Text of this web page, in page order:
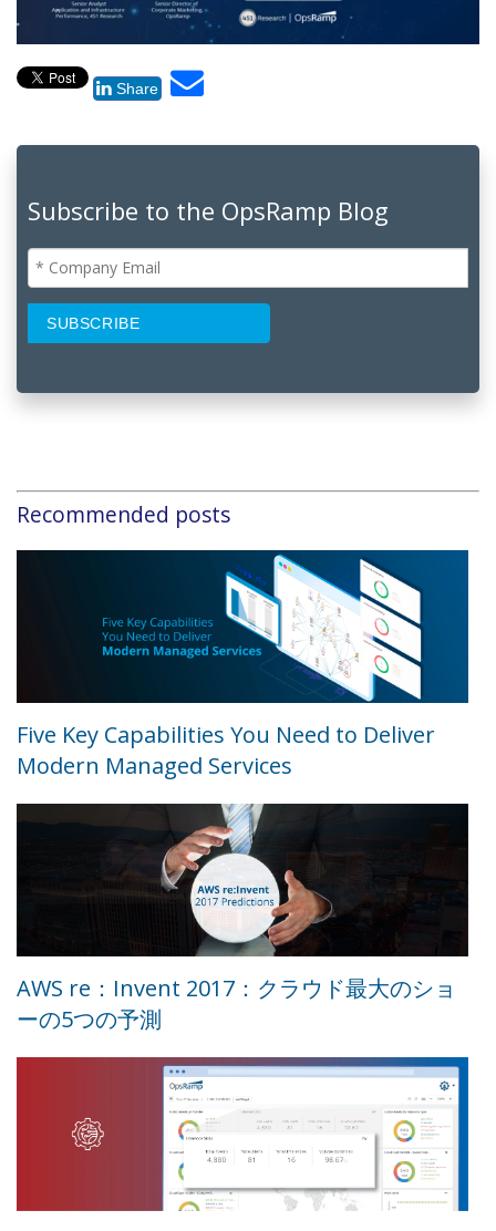
Share
Subscribe to the OpsRamp Blog
Recommended posts
Five Key Capabilities You Need to Deliver
Modern Managed Services
AWS re：Invent 2017：クラウド最大のショ
ーの5つの予測